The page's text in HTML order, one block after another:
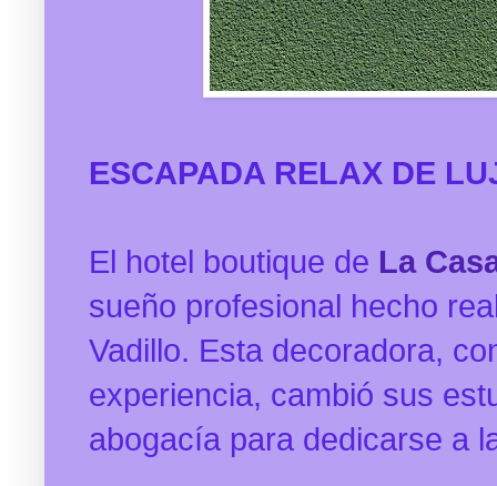
ESCAPADA RELAX DE
El hotel boutique de La
sueño profesional hecho
Vadillo. Esta decoradora,
experiencia, cambió sus
abogacía para dedicarse a